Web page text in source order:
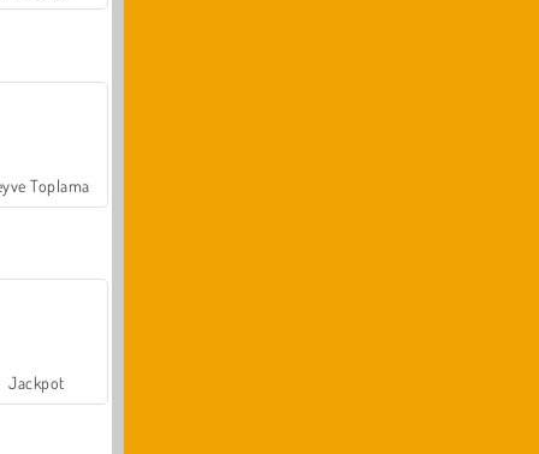
Toplama
Jackpot